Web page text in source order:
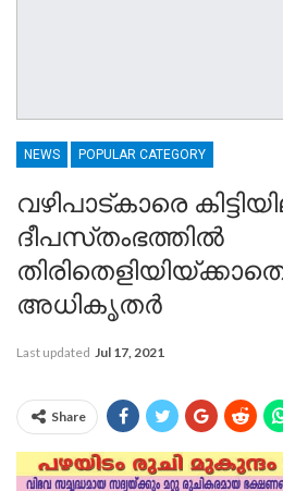
NEWS POPULAR CATEGORY
വഴിപാട്കാരെ
ദീപസ്‌തംഭത്തില്‍
അധികൃതർ
Last updated Jul 17, 2021
Share